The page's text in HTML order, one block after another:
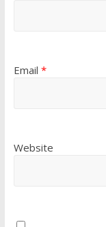
Email *
Website